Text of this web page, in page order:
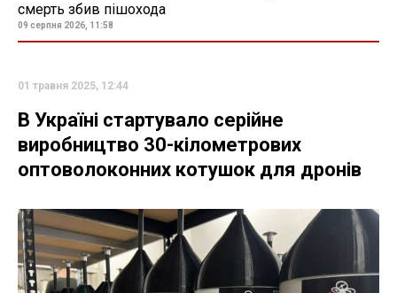
смерть збив пішохода
09 серпня 2026, 11:58
01 травня 2025, 12:44
В Україні стартувало серійне
виробництво 30-кілометрових
оптоволоконних котушок для дронів